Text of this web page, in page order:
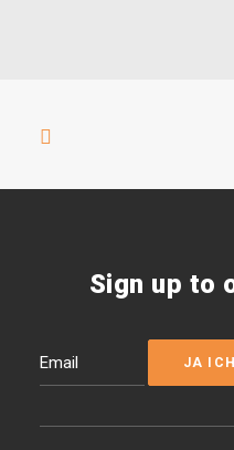
Sign up to